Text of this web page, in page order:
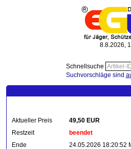
8.8.2026,
Schnellsuche
Suchvorschläge sind
Aktueller Preis
49,50 EUR
Restzeit
beendet
Ende
24.05.2026 18:20:52